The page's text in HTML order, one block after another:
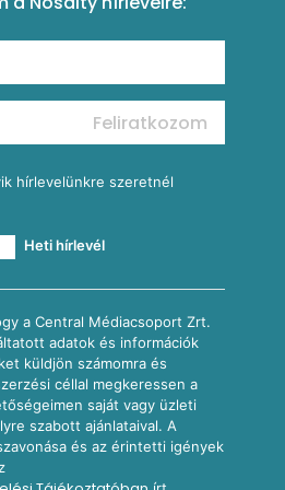
salsával
Feliratkozom
hírlevelünkre szeretnél
Heti hírlevél
a Central Médiacsoport Zrt.
adatok és információk
küldjön számomra és
céllal megkeressen a
saját vagy üzleti
szabott ajánlataival. A
és az érintetti igények